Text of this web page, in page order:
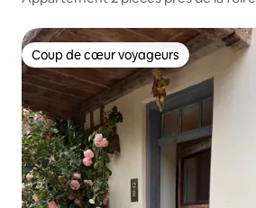
Coup de cœur voyageurs
Coup de cœur voyageurs